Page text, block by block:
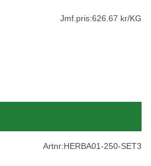
Jmf.pris:626.67 kr/KG
Artnr:HERBA01-250-SET3